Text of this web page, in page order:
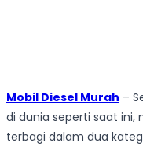
Mobil Diesel Murah –
di dunia seperti saat ini,
terbagi dalam dua